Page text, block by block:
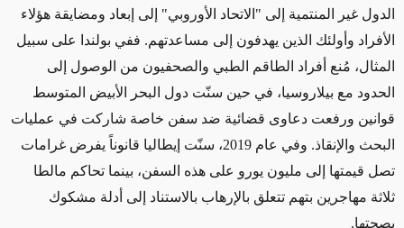
الدول غير المنتمية إلى "الاتحاد الأوروبي" إلى إبعاد ومضايقة هؤلاء
الأفراد وأولئك الذين يهدفون إلى مساعدتهم. ففي بولندا على سبيل
المثال، مُنع أفراد الطاقم الطبي والصحفيون من الوصول إلى
الحدود مع بيلاروسيا، في حين سنّت دول البحر الأبيض المتوسط
قوانين ورفعت دعاوى قضائية ضد سفن خاصة شاركت في عمليات
البحث والإنقاذ. وفي عام 2019، سنّت إيطاليا قانوناً يفرض غرامات
تصل قيمتها إلى مليون يورو على هذه السفن، بينما تحاكم مالطا
ثلاثة مهاجرين بتهم تتعلق بالإرهاب بالاستناد إلى أدلة مشكوك
بصحتها.